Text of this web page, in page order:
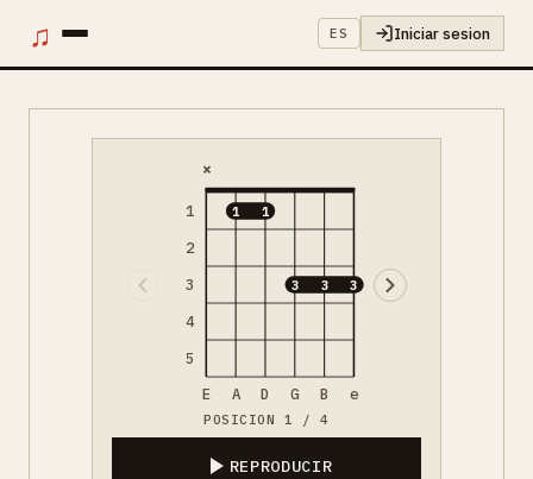
♫ ES Iniciar sesion
1
2
3
4
5
×
1 1
3 3 3
E A D G B e
POSICION 1 / 4
REPRODUCIR